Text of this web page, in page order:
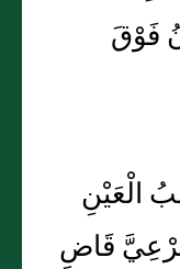
فَوْقَ
الْعَيْنِ
قَاضٍ